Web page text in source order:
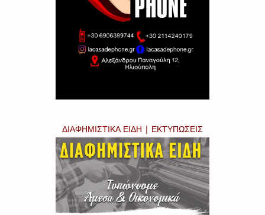
ΔΙΑΦΗΜΙΣΤΙΚΑ ΕΙΔΗ | ΕΚΤΥΠΩΣΕΙΣ